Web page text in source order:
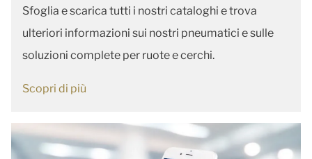
Sfoglia e scarica tutti i nostri cataloghi e trova
ulteriori informazioni sui nostri pneumatici e sulle
soluzioni complete per ruote e cerchi.
Scopri di più